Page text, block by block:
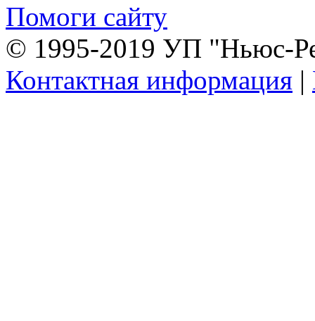
Помоги сайту
© 1995-2019 УП "Ньюс-
Контактная информация |